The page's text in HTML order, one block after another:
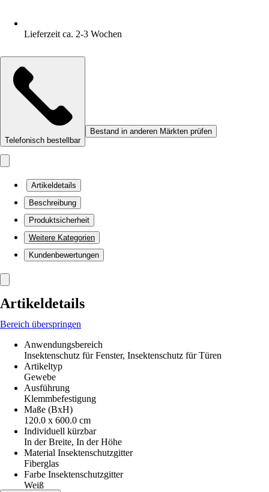
Lieferzeit ca. 2-3 Wochen
Telefonisch bestellbar
Bestand in anderen Märkten prüfen
Artikeldetails
Beschreibung
Produktsicherheit
Weitere Kategorien
Kundenbewertungen
Artikeldetails
Bereich überspringen
Anwendungsbereich
Insektenschutz für Fenster, Insektenschutz für Türen
Artikeltyp
Gewebe
Ausführung
Klemmbefestigung
Maße (BxH)
120.0 x 600.0 cm
Individuell kürzbar
In der Breite, In der Höhe
Material Insektenschutzgitter
Fiberglas
Farbe Insektenschutzgitter
Weiß